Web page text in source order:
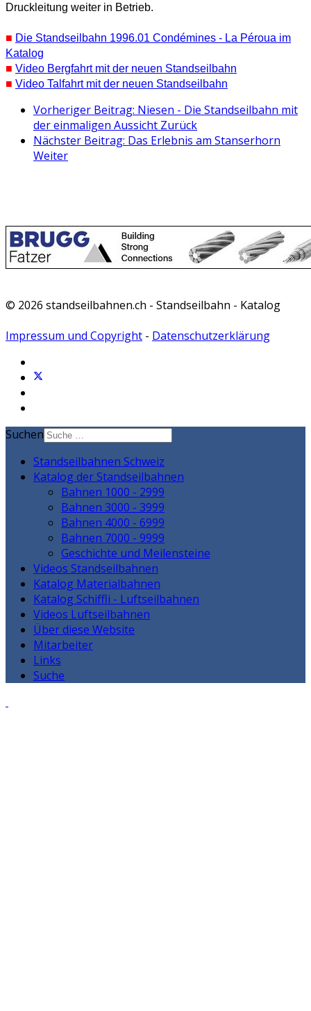
Druckleitung weiter in Betrieb.
■ Die Standseilbahn 1996.01 Condémines - La Péroua im
Katalog
■ Video Bergfahrt mit der neuen Standseilbahn
■ Video Talfahrt mit der neuen Standseilbahn
Vorheriger Beitrag: Niesen - Die Standseilbahn mit
der einmaligen Aussicht Zurück
Nächster Beitrag: Das Erlebnis am Stanserhorn
Weiter
© 2026 standseilbahnen.ch - Standseilbahn - Katalog
Impressum und Copyright - Datenschutzerklärung
Suchen
Standseilbahnen Schweiz
Katalog der Standseilbahnen
Bahnen 1000 - 2999
Bahnen 3000 - 3999
Bahnen 4000 - 6999
Bahnen 7000 - 9999
Geschichte und Meilensteine
Videos Standseilbahnen
Katalog Materialbahnen
Katalog Schiffli - Luftseilbahnen
Videos Luftseilbahnen
Über diese Website
Mitarbeiter
Links
Suche